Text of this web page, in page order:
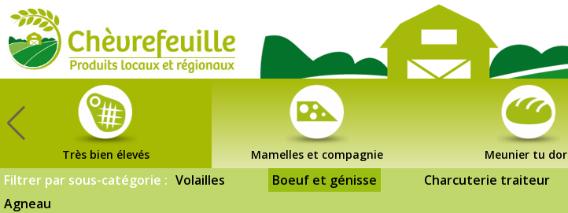
Très bien élevés Mamelles et compagnie Meunier tu
Filtrer par sous-catégorie : Volailles Boeuf et génisse Charcuterie traiteur
Agneau